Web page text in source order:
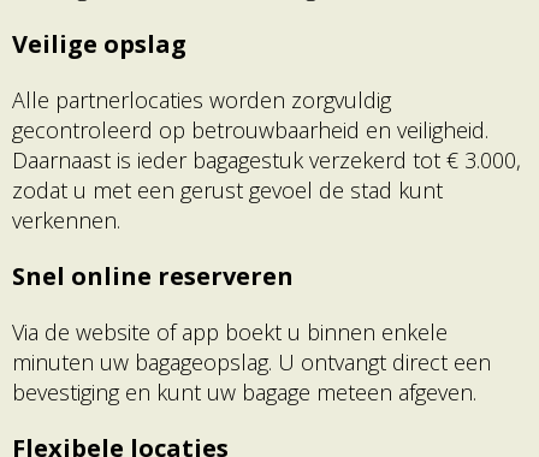
Veilige opslag
Alle partnerlocaties worden zorgvuldig
gecontroleerd op betrouwbaarheid en veiligheid.
Daarnaast is ieder bagagestuk verzekerd tot € 3.000,
zodat u met een gerust gevoel de stad kunt
verkennen.
Snel online reserveren
Via de website of app boekt u binnen enkele
minuten uw bagageopslag. U ontvangt direct een
bevestiging en kunt uw bagage meteen afgeven.
Flexibele locaties